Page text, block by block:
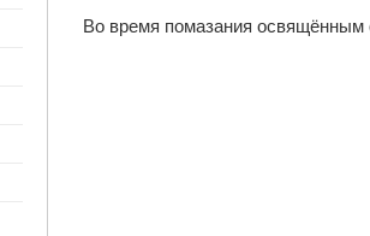
Во время помазания